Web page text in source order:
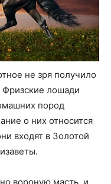
не зря получило
лошади
пород
о них относится
входят в Золотой